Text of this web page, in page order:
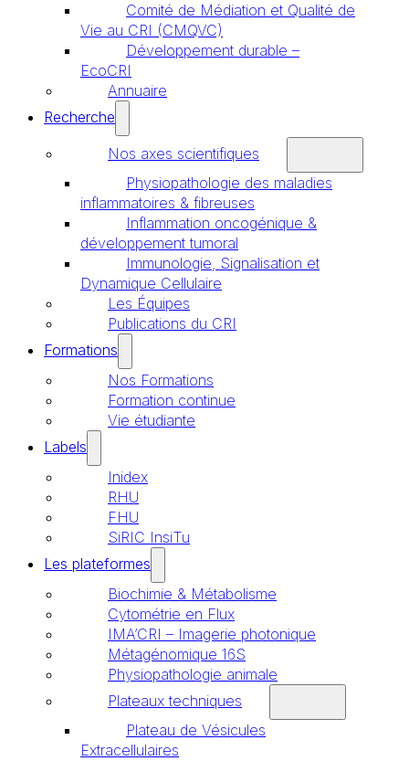
Comité de Médiation et Qualité de
Vie au CRI (CMQVC)
Développement durable –
EcoCRI
Annuaire
Recherche
Nos axes scientifiques
Physiopathologie des maladies
inflammatoires & fibreuses
Inflammation oncogénique &
développement tumoral
Immunologie, Signalisation et
Dynamique Cellulaire
Les Équipes
Publications du CRI
Formations
Nos Formations
Formation continue
Vie étudiante
Labels
Inidex
RHU
FHU
SiRIC InsiTu
Les plateformes
Biochimie & Métabolisme
Cytométrie en Flux
IMA’CRI – Imagerie photonique
Métagénomique 16S
Physiopathologie animale
Plateaux techniques
Plateau de Vésicules
Extracellulaires